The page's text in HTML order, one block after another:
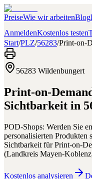
PreiseWie wir arbeitenBlog
AnmeldenKostenlos testen
Start/PLZ/56283/Print-on-
56283 Wildenbungert
Print-on-
Sichtbarkeit in
POD-Shops: Werden Sie
personalisierten Produkten
Sichtbarkeit fürPrint-on-
(Landkreis Mayen-Koblenz
Kostenlos analysieren